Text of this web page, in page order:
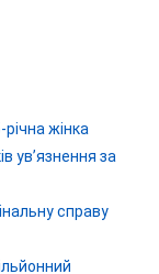
жінка
ув’язнення за
справу